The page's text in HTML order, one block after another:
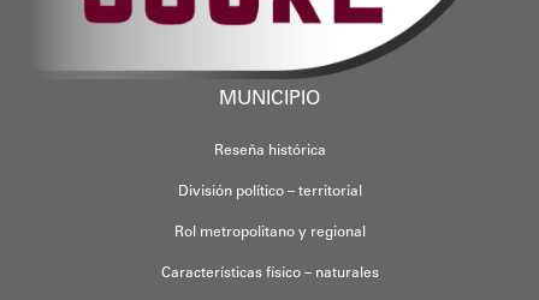
MUNICIPIO
Reseña histórica
División político – territorial
Rol metropolitano y regional
Características físico – naturales